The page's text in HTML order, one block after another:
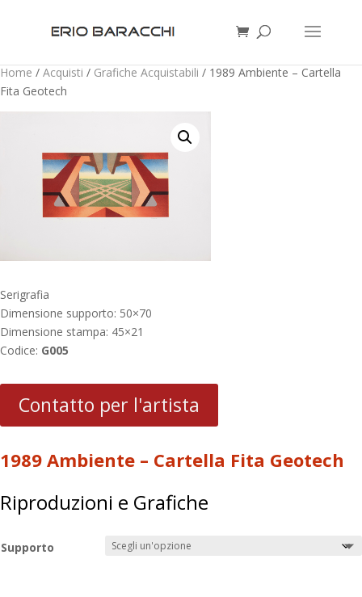
Home / Acquisti / Grafiche Acquistabili / 1989 Ambiente – Cartella
Fita Geotech
Serigrafia
Dimensione supporto: 50×70
Dimensione stampa: 45×21
Codice: G005
Contatto per l'artista
1989 Ambiente – Cartella Fita Geotech
Riproduzioni e Grafiche
Supporto